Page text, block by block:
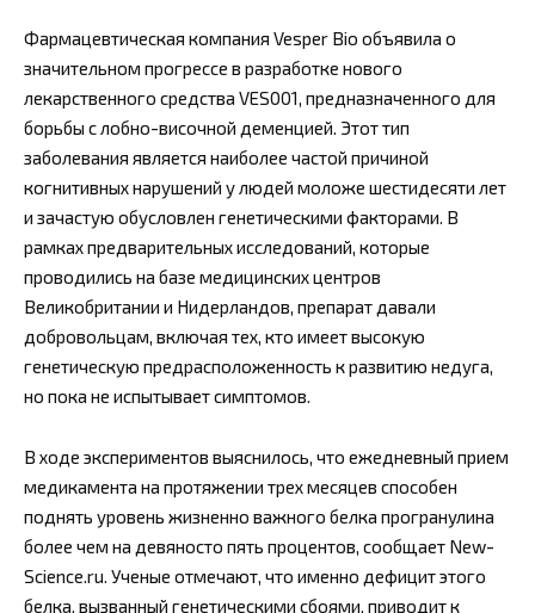
Фармацевтическая компания Vesper Bio объявила о
значительном прогрессе в разработке нового
лекарственного средства VES001, предназначенного для
борьбы с лобно-височной деменцией. Этот тип
заболевания является наиболее частой причиной
когнитивных нарушений у людей моложе шестидесяти лет
и зачастую обусловлен генетическими факторами. В
рамках предварительных исследований, которые
проводились на базе медицинских центров
Великобритании и Нидерландов, препарат давали
добровольцам, включая тех, кто имеет высокую
генетическую предрасположенность к развитию недуга,
но пока не испытывает симптомов.
В ходе экспериментов выяснилось, что ежедневный прием
медикамента на протяжении трех месяцев способен
поднять уровень жизненно важного белка програнулина
более чем на девяносто пять процентов, сообщает New-
Science.ru. Ученые отмечают, что именно дефицит этого
белка, вызванный генетическими сбоями, приводит к